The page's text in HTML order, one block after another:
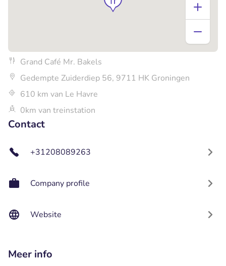
Grand Café Mr. Bakels
Gedempte Zuiderdiep 56, 9711 HK Groningen
610 km van Le Havre
0km van treinstation
Contact
+31208089263
Company profile
Website
Meer info